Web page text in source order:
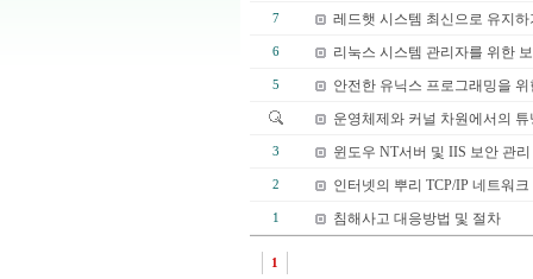
7 레드햇 시스템 최신으로 유지하
6 리눅스 시스템 관리자를 위한
5
안전한 유닉스 프로그래밍을 위
운영체제와 커널 차원에서의 튜
3 윈도우 NT서버 및 IIS 보안 관리
2 인터넷의 뿌리 TCP/IP 네트워
1 침해사고 대응방법 및 절차
1